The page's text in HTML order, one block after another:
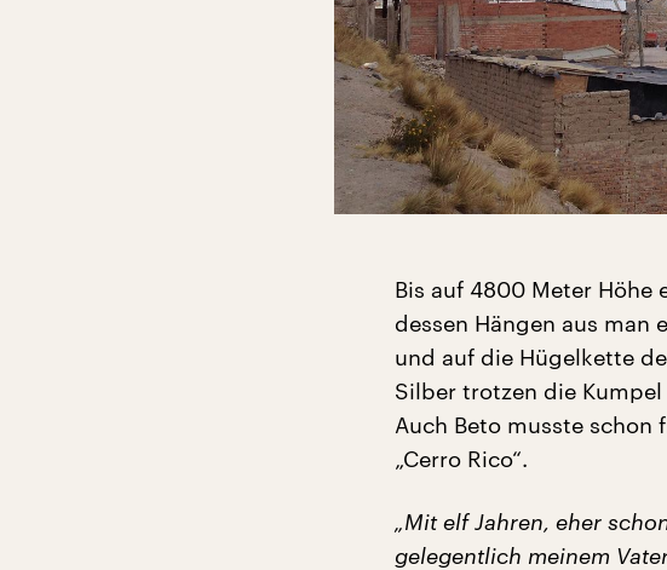
Bis auf 4800 Meter Höhe
dessen Hängen aus man
und auf die Hügelkette
Silber trotzen die
Auch Beto musste schon
„Cerro Rico“.
„Mit elf Jahren, eher
gelegentlich meinem